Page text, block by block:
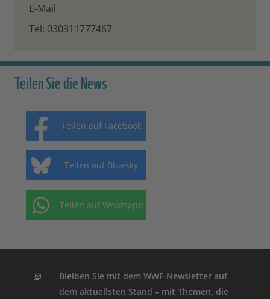
E-Mail
Tel: 030311777467
Teilen Sie die News
Teilen auf Facebook
Teilen auf Bluesky
Teilen auf Whatsapp
Bleiben Sie mit dem WWF-Newsletter auf
dem aktuellsten Stand – mit Themen, die